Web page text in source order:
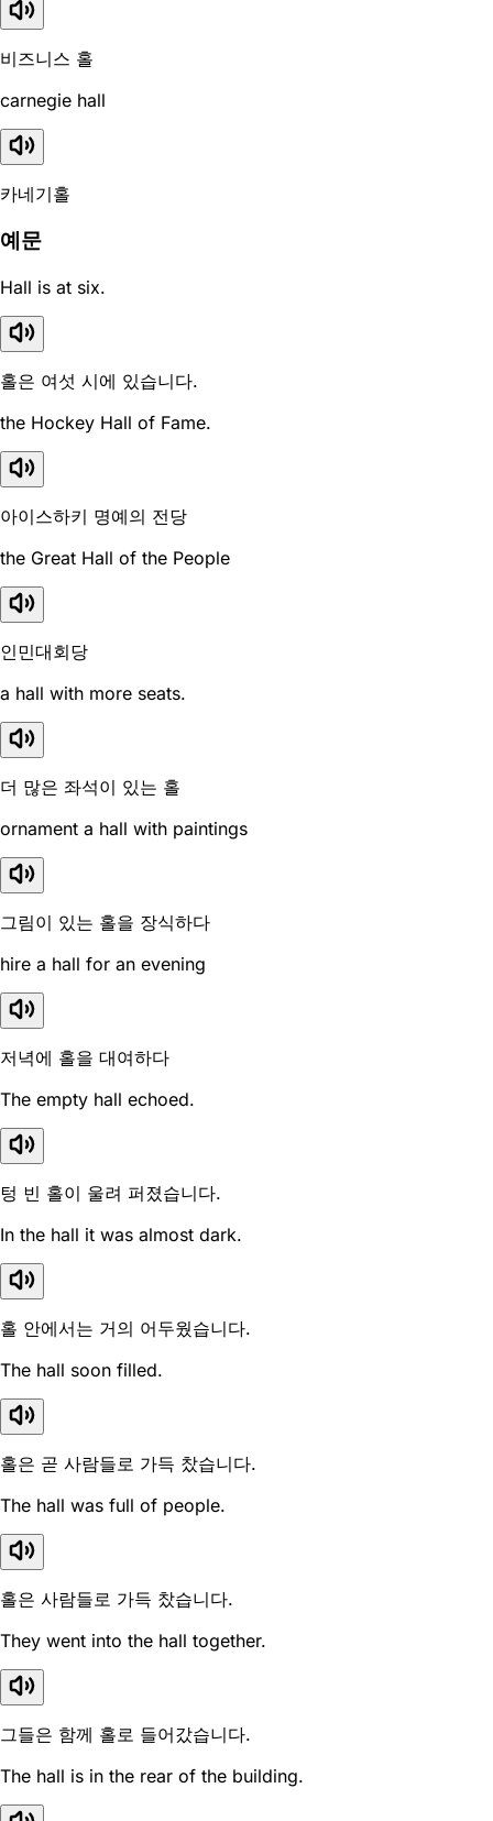
비즈니스 홀
carnegie hall
카네기홀
예문
Hall is at six.
홀은 여섯 시에 있습니다.
the Hockey Hall of Fame.
아이스하키 명예의 전당
the Great Hall of the People
인민대회당
a hall with more seats.
더 많은 좌석이 있는 홀
ornament a hall with paintings
그림이 있는 홀을 장식하다
hire a hall for an evening
저녁에 홀을 대여하다
The empty hall echoed.
텅 빈 홀이 울려 퍼졌습니다.
In the hall it was almost dark.
홀 안에서는 거의 어두웠습니다.
The hall soon filled.
홀은 곧 사람들로 가득 찼습니다.
The hall was full of people.
홀은 사람들로 가득 찼습니다.
They went into the hall together.
그들은 함께 홀로 들어갔습니다.
The hall is in the rear of the building.